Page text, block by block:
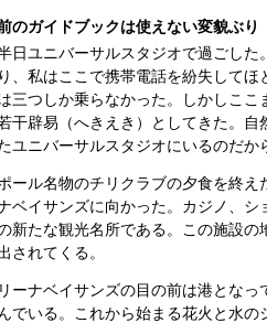
のガイドブックは使えない変貌ぶり
日ユニバーサルスタジオで過ごし
、私はここで携帯電話を紛失して
三つしか乗らなかった。しかしこ
干辟易（へきえき）としてきた。
ユニバーサルスタジオにいるのだ
ール名物のチリクラブの夕食を終
ベイサンズに向かった。カジノ、
新たな観光名所である。この施設
されてくる。
ーナベイサンズの目の前は港とな
でいる。これから始まる花火と水